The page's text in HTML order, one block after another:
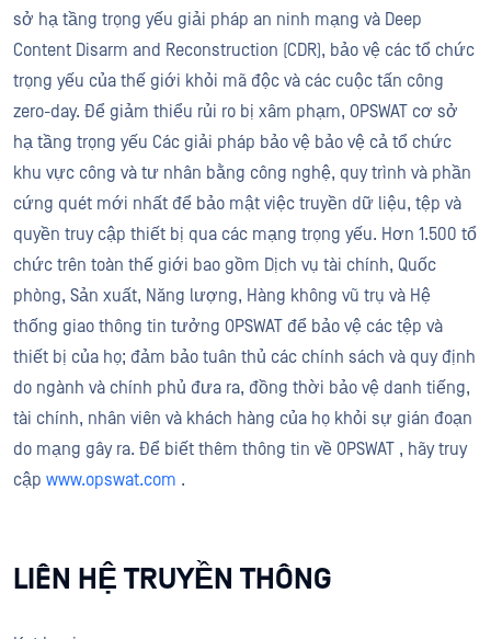
sở hạ tầng trọng yếu giải pháp an ninh mạng và Deep
Content Disarm and Reconstruction (CDR), bảo vệ các tổ chức
trọng yếu của thế giới khỏi mã độc và các cuộc tấn công
zero-day. Để giảm thiểu rủi ro bị xâm phạm, OPSWAT cơ sở
hạ tầng trọng yếu Các giải pháp bảo vệ bảo vệ cả tổ chức
khu vực công và tư nhân bằng công nghệ, quy trình và phần
cứng quét mới nhất để bảo mật việc truyền dữ liệu, tệp và
quyền truy cập thiết bị qua các mạng trọng yếu. Hơn 1.500 tổ
chức trên toàn thế giới bao gồm Dịch vụ tài chính, Quốc
phòng, Sản xuất, Năng lượng, Hàng không vũ trụ và Hệ
thống giao thông tin tưởng OPSWAT để bảo vệ các tệp và
thiết bị của họ; đảm bảo tuân thủ các chính sách và quy định
do ngành và chính phủ đưa ra, đồng thời bảo vệ danh tiếng,
tài chính, nhân viên và khách hàng của họ khỏi sự gián đoạn
do mạng gây ra. Để biết thêm thông tin về OPSWAT , hãy truy
cập www.opswat.com .
LIÊN HỆ TRUYỀN THÔNG